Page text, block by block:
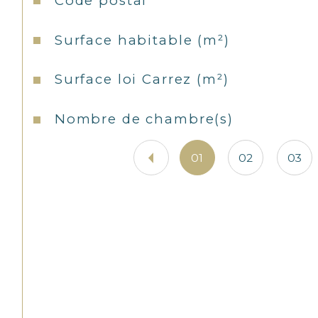
Surface habitable (m²)
Surface loi Carrez (m²)
Nombre de chambre(s)
01 02 03